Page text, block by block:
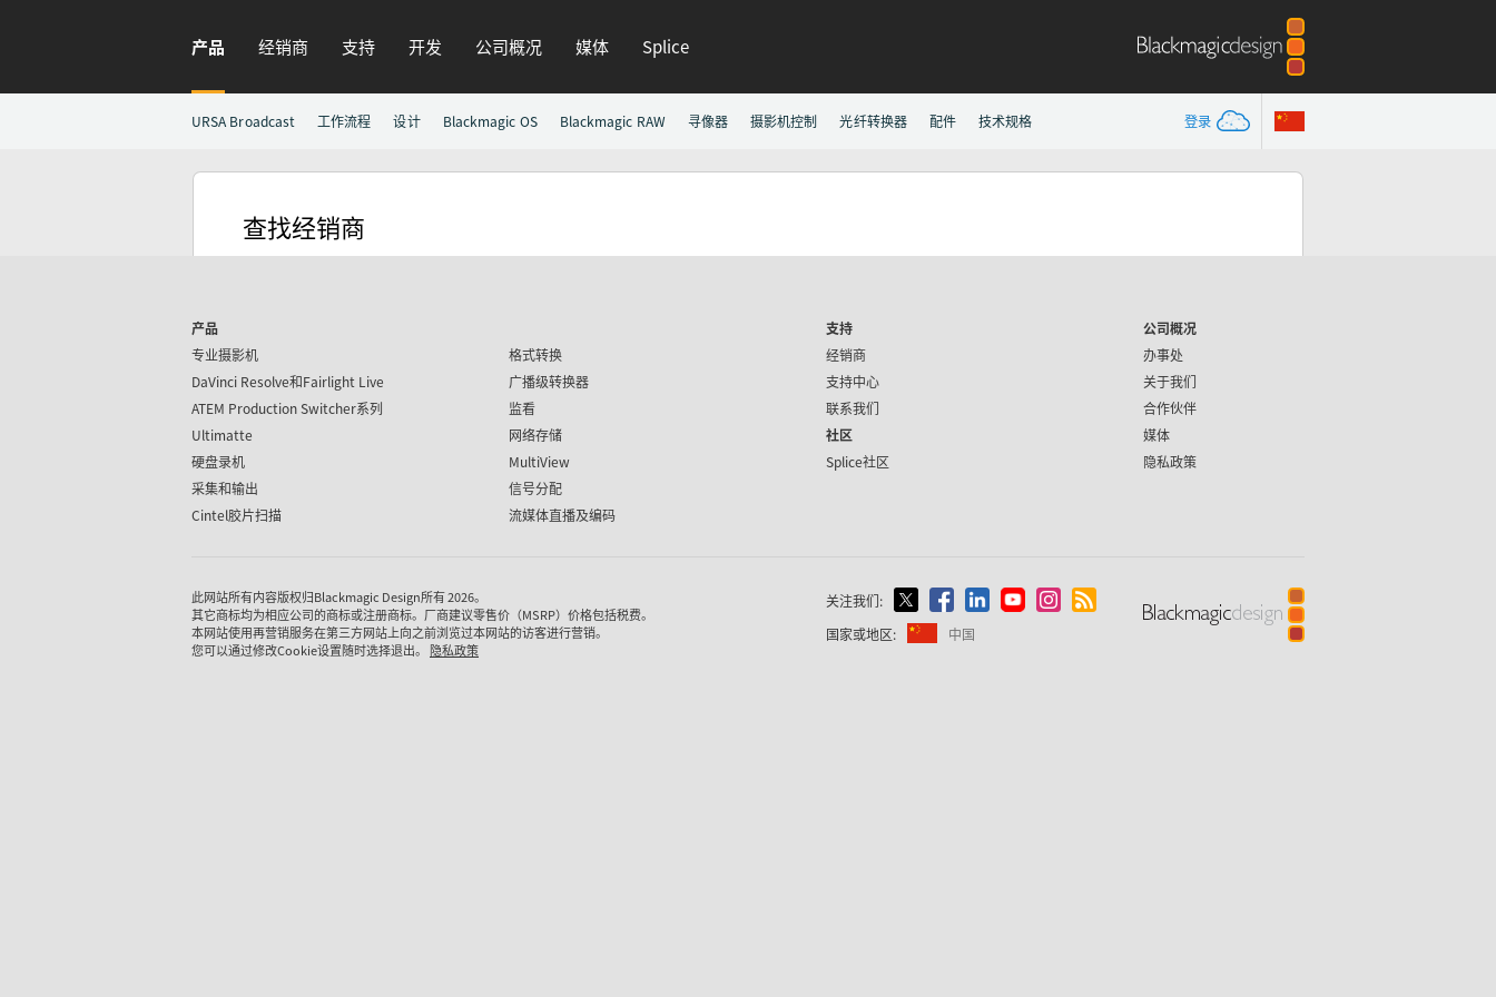
产品 经销商 支持 开发 公司概况 媒体 Splice
登录
URSA Broadcast 工作流程 设计 Blackmagic OS Blackmagic RAW 寻像器 摄影机控制 光纤转换器 配件 技术规格
查找经销商
产品
专业摄影机
DaVinci Resolve和Fairlight Live
ATEM Production Switcher系列
Ultimatte
硬盘录机
采集和输出
Cintel胶片扫描
格式转换
广播级转换器
监看
网络存储
MultiView
信号分配
流媒体直播及编码
支持
经销商
支持中心
联系我们
社区
Splice社区
公司概况
办事处
关于我们
合作伙伴
媒体
隐私政策
此网站所有内容版权归Blackmagic Design所有 2026。
其它商标均为相应公司的商标或注册商标。厂商建议零售价（MSRP）价格包括税费。
本网站使用再营销服务在第三方网站上向之前浏览过本网站的访客进行营销。
您可以通过修改Cookie设置随时选择退出。 隐私政策
关注我们:
国家或地区:
中国